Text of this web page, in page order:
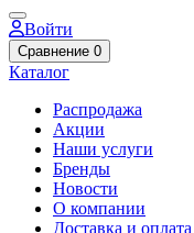
Войти
Сравнение 0
Каталог
Распродажа
Акции
Наши услуги
Бренды
Новости
О компании
Доставка и оплата